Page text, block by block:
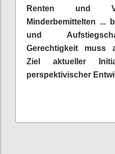
Renten und
Minderbemittelten ...
und
Gerechtigkeit muss
Ziel aktueller
perspektivischer